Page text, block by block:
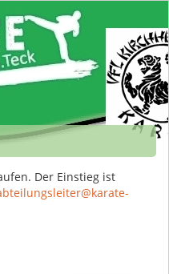
Der Einstieg ist